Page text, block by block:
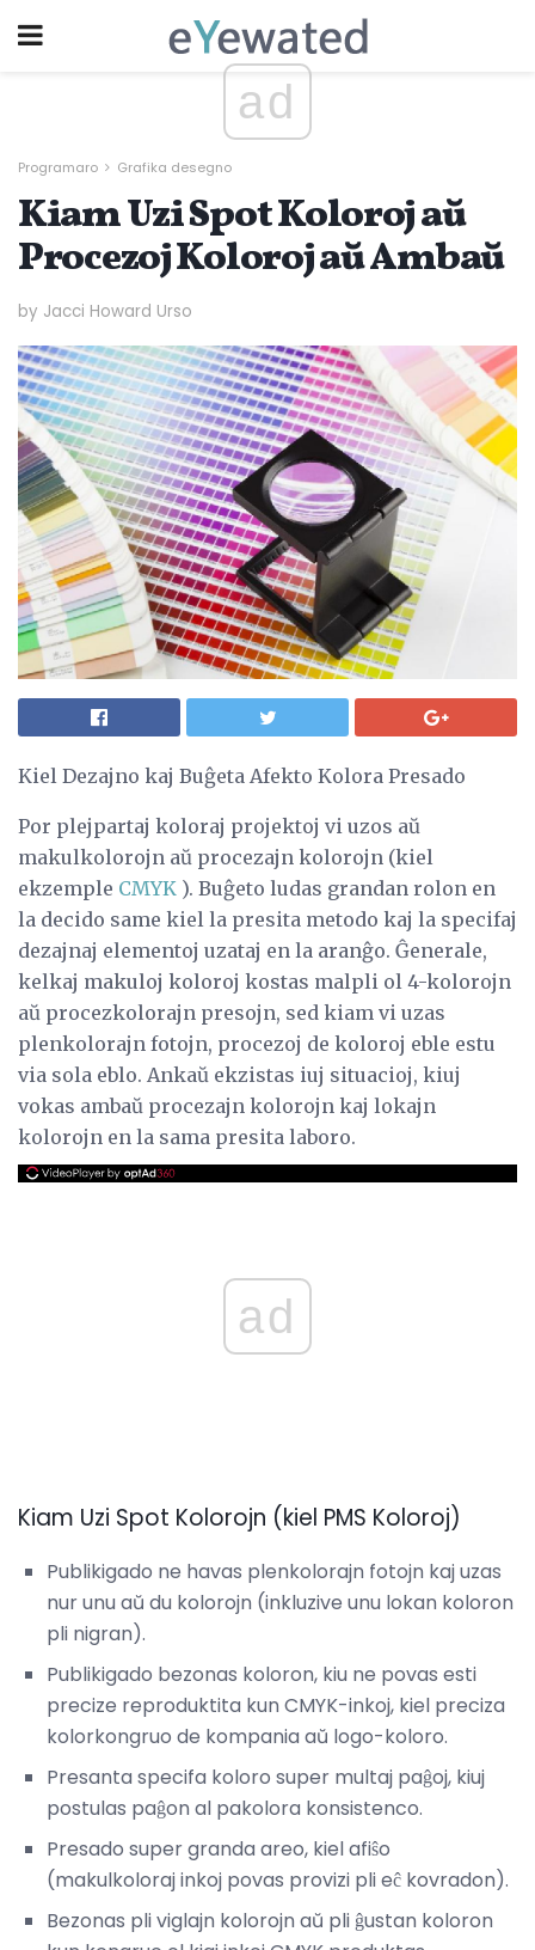
ad
Programaro Grafika desegno
Kiam Uzi Spot Koloroj aŭ
Procezoj Koloroj aŭ Ambaŭ
by Jacci Howard Urso
Kiel Dezajno kaj Buĝeta Afekto Kolora Presado
Por plejpartaj koloraj projektoj vi uzos aŭ
makulkolorojn aŭ procezajn kolorojn (kiel
ekzemple CMYK ). Buĝeto ludas grandan rolon en
la decido same kiel la presita metodo kaj la specifaj
dezajnaj elementoj uzataj en la aranĝo. Ĝenerale,
kelkaj makuloj koloroj kostas malpli ol 4-kolorojn
aŭ procezkolorajn presojn, sed kiam vi uzas
plenkolorajn fotojn, procezoj de koloroj eble estu
via sola eblo. Ankaŭ ekzistas iuj situacioj, kiuj
vokas ambaŭ procezajn kolorojn kaj lokajn
kolorojn en la sama presita laboro.
ad
Kiam Uzi Spot Kolorojn (kiel PMS Koloroj)
Publikigado ne havas plenkolorajn fotojn kaj uzas
nur unu aŭ du kolorojn (inkluzive unu lokan koloron
pli nigran).
Publikigado bezonas koloron, kiu ne povas esti
precize reproduktita kun CMYK-inkoj, kiel preciza
kolorkongruo de kompania aŭ logo-koloro.
Presanta specifa koloro super multaj paĝoj, kiuj
postulas paĝon al pakolora konsistenco.
Presado super granda areo, kiel afiŝo
(makulkoloraj inkoj povas provizi pli eĉ kovradon).
Bezonas pli viglajn kolorojn aŭ pli ĝustan koloron